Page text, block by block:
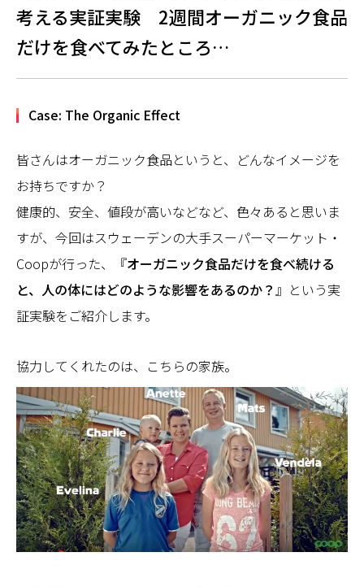
考える実証実験 2週間オーガニック食品
だけを食べてみたところ…
Case: The Organic Effect
皆さんはオーガニック食品というと、どんなイメージを
お持ちですか？
健康的、安全、値段が高いなどなど、色々あると思いま
すが、今回はスウェーデンの大手スーパーマーケット・
Coopが行った、『オーガニック食品だけを食べ続ける
と、人の体にはどのような影響をあるのか？』という実
証実験をご紹介します。
協力してくれたのは、こちらの家族。